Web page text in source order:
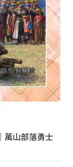
萬山部落勇士